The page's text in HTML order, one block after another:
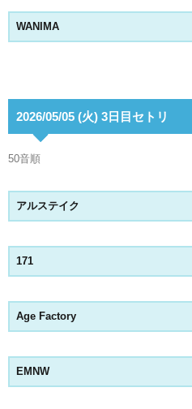
WANIMA
2026/05/05 (火) 3日目セトリ
50音順
アルステイク
171
Age Factory
EMNW